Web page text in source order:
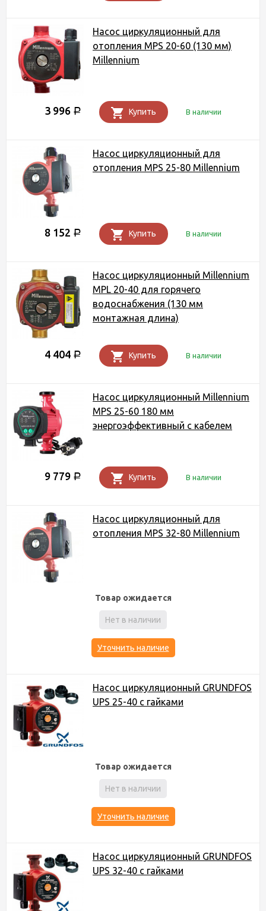
Насос циркуляционный для
отопления MPS 20-60 (130 мм)
Millennium
3 996 Р Купить В наличии
Насос циркуляционный для
отопления MPS 25-80 Millennium
8 152 Р Купить В наличии
Насос циркуляционный Millennium
MPL 20-40 для горячего
водоснабжения (130 мм
монтажная длина)
4 404 Р Купить В наличии
Насос циркуляционный Millennium
MPS 25-60 180 мм
энергоэффективный с кабелем
9 779 Р Купить В наличии
Насос циркуляционный для
отопления MPS 32-80 Millennium
Товар ожидается
Нет в наличии
Уточнить наличие
Насос циркуляционный GRUNDFOS
UPS 25-40 с гайками
Товар ожидается
Нет в наличии
Уточнить наличие
Насос циркуляционный GRUNDFOS
UPS 32-40 с гайками